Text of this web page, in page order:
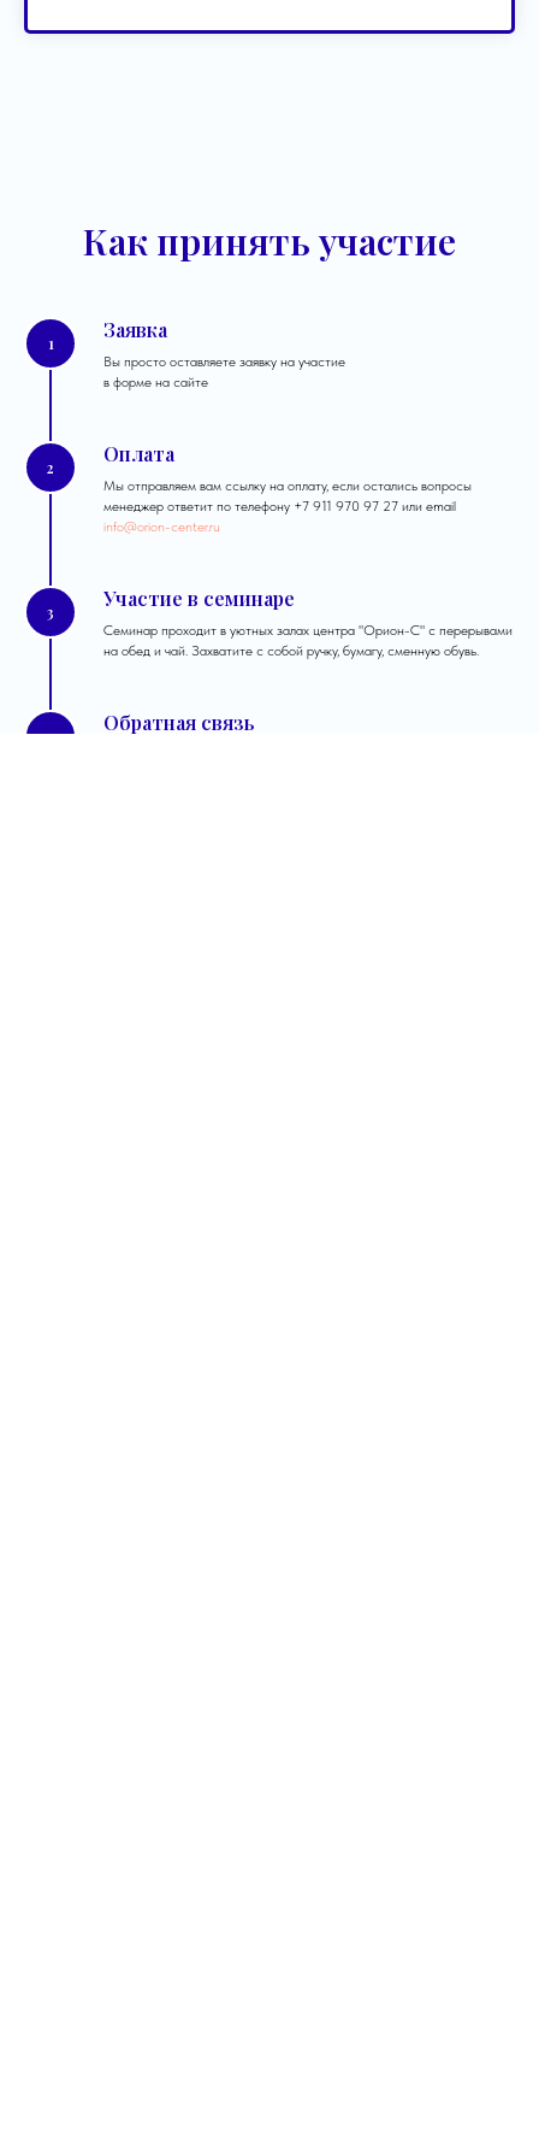
Как принять участие
1
Заявка
Вы просто оставляете заявку на участие
в форме на сайте
2
Оплата
Мы отправляем вам ссылку на оплату, если остались вопросы
менеджер ответит по телефону +7 911 970 97 27 или email
info@orion-center.ru
3
Участие в семинаре
Семинар проходит в уютных залах центра "Орион-С" с перерывами
на обед и чай. Захватите с собой ручку, бумагу, сменную обувь.
4
Обратная связь